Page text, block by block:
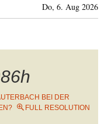
Do, 6. Aug 2026
BEI DER
FULL RESOLUTION